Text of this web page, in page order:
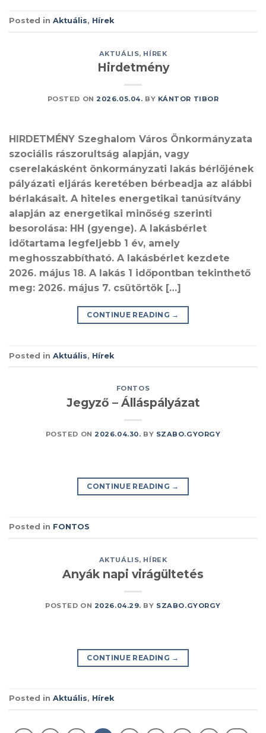
Posted in Aktuális, Hírek
AKTUÁLIS, HÍREK
Hirdetmény
POSTED ON 2026.05.04. BY KÁNTOR TIBOR
HIRDETMÉNY Szeghalom Város Önkormányzata
szociális rászorultság alapján, vagy
cserelakásként önkormányzati lakás bérlőjének
pályázati eljárás keretében bérbeadja az alábbi
bérlakásait. A hiteles energetikai tanúsítvány
alapján az energetikai minőség szerinti
besorolása: HH (gyenge). A lakásbérlet
időtartama legfeljebb 1 év, amely
meghosszabbítható. A lakásbérlet kezdete
2026. május 18. A lakás 1 időpontban tekinthető
meg: 2026. május 7. csütörtök […]
CONTINUE READING →
Posted in Aktuális, Hírek
FONTOS
Jegyző – Álláspályázat
POSTED ON 2026.04.30. BY SZABO.GYORGY
CONTINUE READING →
Posted in FONTOS
AKTUÁLIS, HÍREK
Anyák napi virágültetés
POSTED ON 2026.04.29. BY SZABO.GYORGY
CONTINUE READING →
Posted in Aktuális, Hírek